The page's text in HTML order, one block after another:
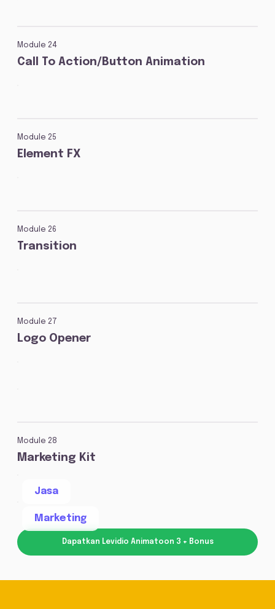
Module 24
Call To Action/Button Animation
Module 25
Element FX
Module 26
Transition
Module 27
Logo Opener
Module 28
Marketing Kit
Jasa
Marketing
Dapatkan Levidio Animatoon 3 + Bonus